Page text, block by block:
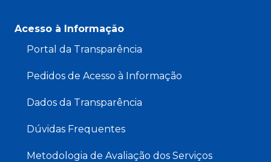
Acesso à Informação
Portal da Transparência
Pedidos de Acesso à Informação
Dados da Transparência
Dúvidas Frequentes
Metodologia de Avaliação dos Serviços